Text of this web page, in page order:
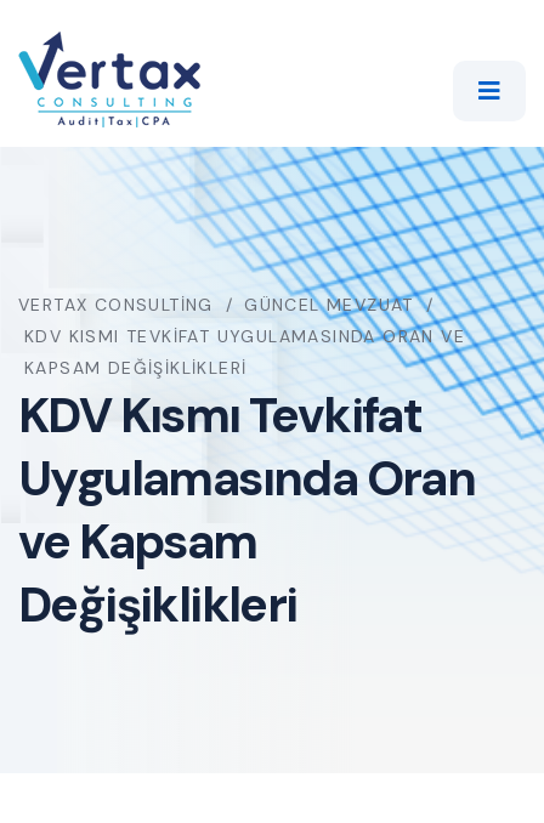
VERTAX CONSULTING
GÜNCEL MEVZUAT
KDV KISMI TEVKIFAT UYGULAMASINDA ORAN VE
KAPSAM DEĞIŞIKLIKLERI
KDV Kısmı Tevkifat
Uygulamasında Oran
ve Kapsam
Değişiklikleri